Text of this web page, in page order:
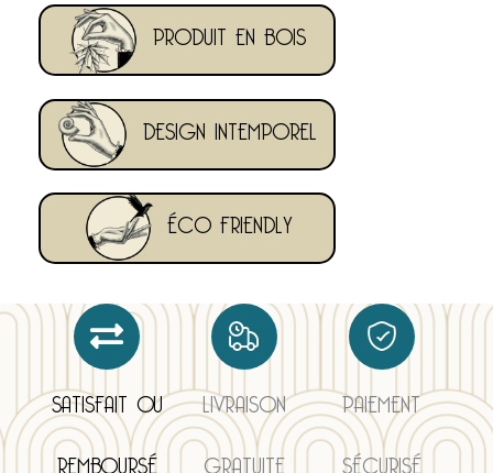
PRODUIT EN BOIS
DESIGN INTEMPOREL
ÉCO FRIENDLY
SATISFAIT OU
REMBOURSÉ
LIVRAISON
GRATUITE
PAIEMENT
SÉCURISÉ